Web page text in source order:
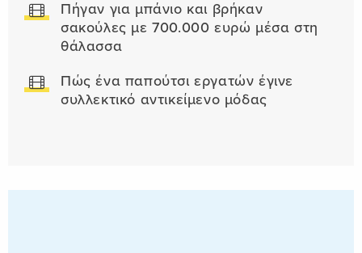
Πήγαν για μπάνιο και βρήκαν
σακούλες με 700.000 ευρώ μέσα στη
θάλασσα
Πώς ένα παπούτσι εργατών έγινε
συλλεκτικό αντικείμενο μόδας